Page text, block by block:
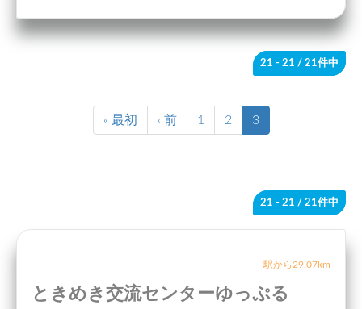
21 - 21 / 21件中
« 最初 ‹ 前 1 2 3
21 - 21 / 21件中
駅から29.07km
ときめき交流センターゆっぷる